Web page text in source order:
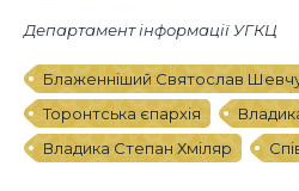
Департамент інформації УГКЦ
Блаженніший Святослав
Торонтська єпархія
Владика Степан Хміляр